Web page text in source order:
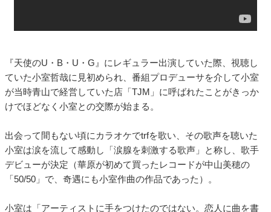
『天使のU・B・U・G』にレギュラー出演していた際、視聴し
ていた小室哲哉に見初められ、番組プロデューサを介して小室
が当時青山で経営していた店「TJM」に呼ばれたことがきっか
けでほどなく小室との交際が始まる。
出会って間もない頃にカラオケでtrfを歌い、その歌声を聴いた
小室は涙を流して感動し「涙腺を刺激する歌声」と称し、歌手
デビューが決定（華原が初めて買ったレコードが中山美穂の
「50/50」で、奇遇にも小室作曲の作品であった）。
小室は「アーティストに手をつけたのではない。恋人に曲を書